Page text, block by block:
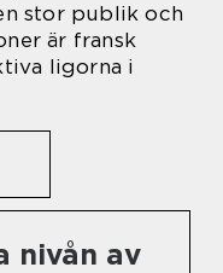
stor publik och
är fransk
ligorna i
nivån av